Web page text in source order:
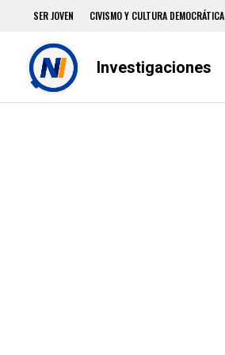
SER JOVEN CIVISMO Y CULTURA DEMOCRÁTICA
Investigaciones